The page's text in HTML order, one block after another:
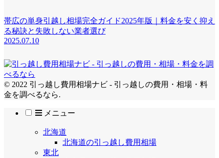
帯広の単身引越し相場完全ガイド2025年版｜料金を安く抑え
る秘訣と失敗しない業者選び
2025.07.10
© 2022 引っ越し費用相場ナビ - 引っ越しの費用・相場・料
金を調べるなら.
メニュー
北海道
北海道の引っ越し費用相場
東北